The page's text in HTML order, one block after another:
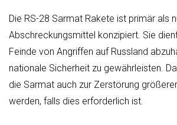
Die RS-28 Sarmat Rakete ist primär als
Abschreckungsmittel konzipiert. Sie
Feinde von Angriffen auf Russland
nationale Sicherheit zu gewährleisten.
die Sarmat auch zur Zerstörung
werden, falls dies erforderlich ist.